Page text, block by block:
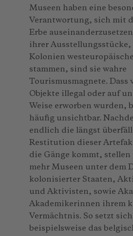
Museen haben eine
Verantwortung, sich mit
Erbe
ihrer Ausstellungsstücke,
Kolonien
stammen, sind sie wahre
Tourismusmagnete. Dass
Objekte illegal oder auf
Weise erworben wurden,
häufig unsichtbar.
endlich die längst
Restitution dieser
die Gänge kommt,
mehr Museen unter dem
kolonisierter Staaten,
und Aktivisten, sowie
Akademikerinnen ihrem
Vermächtnis. So setzt sich
beispielsweise das